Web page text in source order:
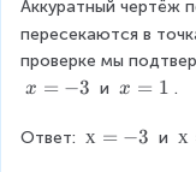
{
}
Аккуратный чертёж
пересекаются в
проверке мы
x
-
x = −3 и x
1
x = 1 .
Ответ: х
х = −3 и х
х